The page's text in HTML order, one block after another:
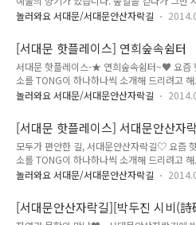
를 시작하였는데요. 참가자분들 얼굴에 웃음이
답니다. 시원한 바람과 자연의 향기로 가득한
길!! 가을 정취를 느낄 수 있는 최고의 산책..
도 좋습니다. 사람 사는 이야기가 들려고, 시인
희숲길을 지나 길섶에서 유치환 시인의 시비가
와 새들도 알았을까요. 안산 자락길이 환하게
꽃과 진달래 풀꽃들이 손을 흔들어 줍니다. 그
청마 박두진 시인의 시비를 만납니다. 안산에
있습니다. 무심코 옷깃을 스쳐가는 바람결에 김
주, 이육사, 박두진 시인의 숨결이 가까이 느껴
품들을 만납니다. 안산 자락길은 생..
놀러와요 서대문/서대문안산자락길
[서대문 핫플레이스] 연희숲속쉼터
서대문 핫플레이스-★ 연희숲속쉼터~♥ 요즘
소를 TONG이 하나하나씩 소개해 드리려고
숲속쉼터' 이야기입니다. 연희숲속쉼터에 음악
연과 사람의 아름다운 동행입니다. 그래서 음악
구름과 바람이 만나고, 벚꽃이 햇살을 만나서
만들어냅니다. 연희숲속쉼터에 생명의 노래가
아름다운 생태공연장이 서대문구 안산에 있다
설렘입니다. 음악과 자연은 있는 그대로의 모습
영속적으로 인간 영혼에 영향을 미친다고 생
놀러와요 서대문/서대문안산자락길
[서대문 핫플레이스] 서대문안산자
길)
모두가 편안한 길, 서대문안산자락길♡ 요즘
소를 TONG이 하나하나씩 소개해 드리려고
문안산자락길(연희숲속길)' 이야기입니다. 아
다. 니체가 말했습니다. '무서운 깊이 없이 아름
하지 않는다' 갈등 속에서 꽃이 피어납니다. 지
놀러와요 서대문/서대문안산자락길
[서대문안산자락길][박두진 시비(